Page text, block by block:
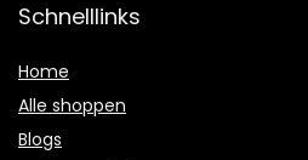
Schnelllinks
Home
Alle shoppen
Blogs